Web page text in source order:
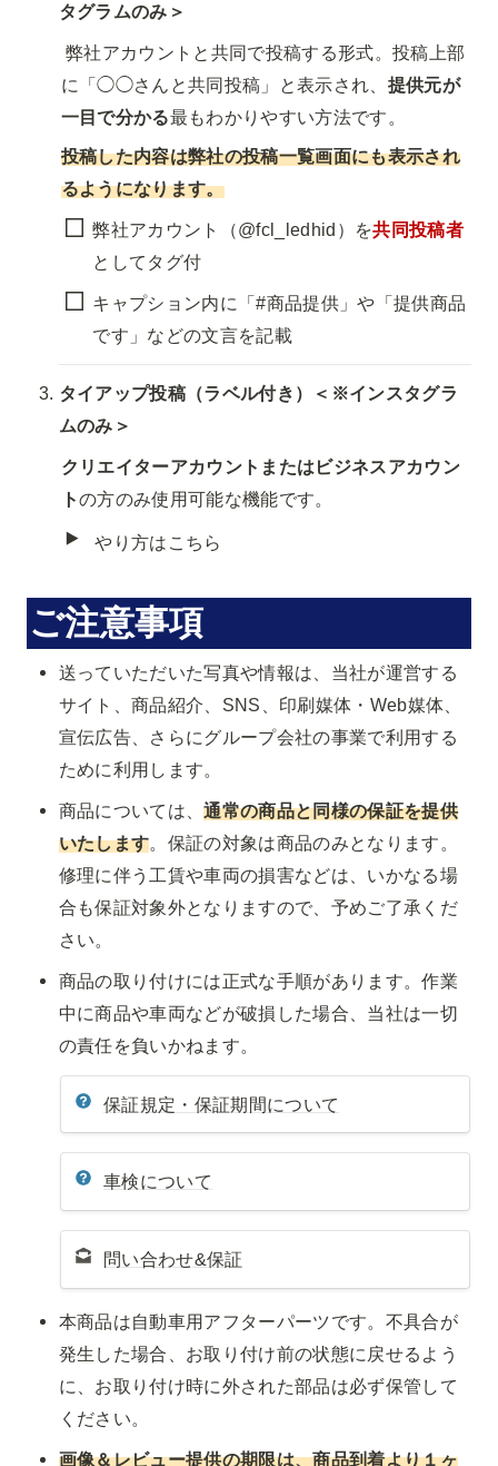
タグラムのみ＞
弊社アカウントと共同で投稿する形式。投稿上部
に「◯◯さんと共同投稿」と表示され、 提供元が
一目で分かる最もわかりやすい方法です。
投稿した内容は弊社の投稿一覧画面にも表示され
るようになります。
弊社アカウント（@fcl_ledhid）を共同投稿者
としてタグ付
キャプション内に「#商品提供」や「提供商品
です」などの文言を記載
タイアップ投稿（ラベル付き）＜※インスタグラ
ムのみ＞
クリエイターアカウントまたはビジネスアカウン
トの方のみ使用可能な機能です。
‣ やり方はこちら
ご注意事項
送っていただいた写真や情報は、当社が運営する
サイト、商品紹介、SNS、印刷媒体・Web媒体、
宣伝広告、さらにグループ会社の事業で利用する
ために利用します。
商品については、通常の商品と同様の保証を提供
いたします。保証の対象は商品のみとなります。
修理に伴う工賃や車両の損害などは、いかなる場
合も保証対象外となりますので、予めご了承くだ
さい。
商品の取り付けには正式な手順があります。作業
中に商品や車両などが破損した場合、当社は一切
の責任を負いかねます。
保証規定・保証期間について
車検について
問い合わせ&保証
本商品は自動車用アフターパーツです。不具合が
発生した場合、お取り付け前の状態に戻せるよう
に、お取り付け時に外された部品は必ず保管して
ください。
画像＆レビュー提供の期限は、商品到着より１ヶ